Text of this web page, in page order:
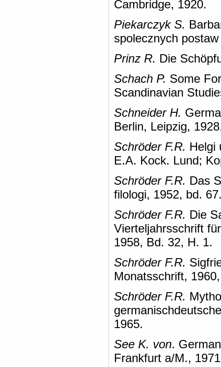
Cambridge, 1920.
Piekarczyk S.
spolecznych
Prinz R. Die
Schach P. Some
Scandinavian
Schneider H.
Berlin, Leipzig,
Schröder F.R. Helgi
E.A. Kock. Lund;
Schröder F.R. Das
filologi, 1952, bd.
Schröder F.R. Die
Vierteljahrsschrift
1958, Bd. 32, H. 1.
Schröder F.R.
Monatsschrift,
Schröder F.R.
1965.
See K. von.
Frankfurt a/M.,